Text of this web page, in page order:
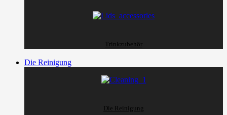
Trinkzubehör
Die Reinigung
Die Reinigung